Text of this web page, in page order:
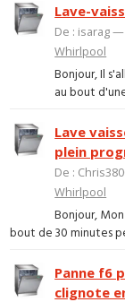
Lave-
De : isarag
Whirlpool
Bonjour, Il
au bout
Lave
plein
De :
Whirlpool
Bonjour,
bout de 30 minutes
Panne f6
clignote